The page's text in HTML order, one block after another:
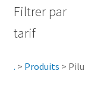
Hygiène
Filtrer par
tarif
. > Produits >